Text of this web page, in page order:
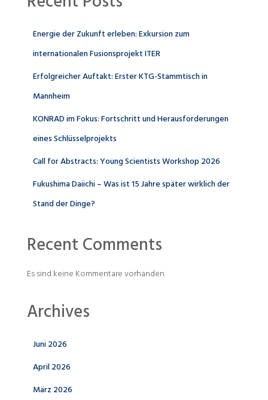
Energie der Zukunft erleben: Exkursion zum
internationalen Fusionsprojekt ITER
Erfolgreicher Auftakt: Erster KTG-Stammtisch in
Mannheim
KONRAD im Fokus: Fortschritt und Herausforderungen
eines Schlüsselprojekts
Call for Abstracts: Young Scientists Workshop 2026
Fukushima Daiichi – Was ist 15 Jahre später wirklich der
Stand der Dinge?
Recent Comments
Es sind keine Kommentare vorhanden.
Archives
Juni 2026
April 2026
März 2026